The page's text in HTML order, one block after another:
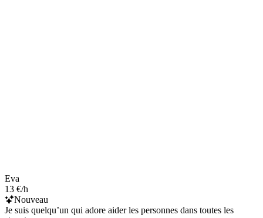
Eva
13 €/h
Nouveau
Je suis quelqu’un qui adore aider les personnes dans toutes les